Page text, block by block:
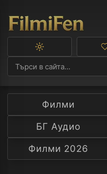
Превключване
тъмна
тема
Филми
БГ Аудио
Филми 2026